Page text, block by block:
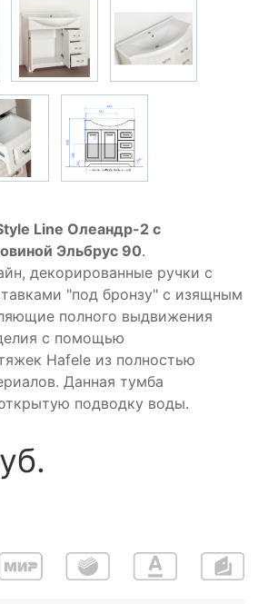
Line Олеандр-2 с
Эльбрус 90.
декорированные ручки с
"под бронзу" с изящным
полного выдвижения
с помощью
Hafele из полностью
Данная тумба
подводку воды.